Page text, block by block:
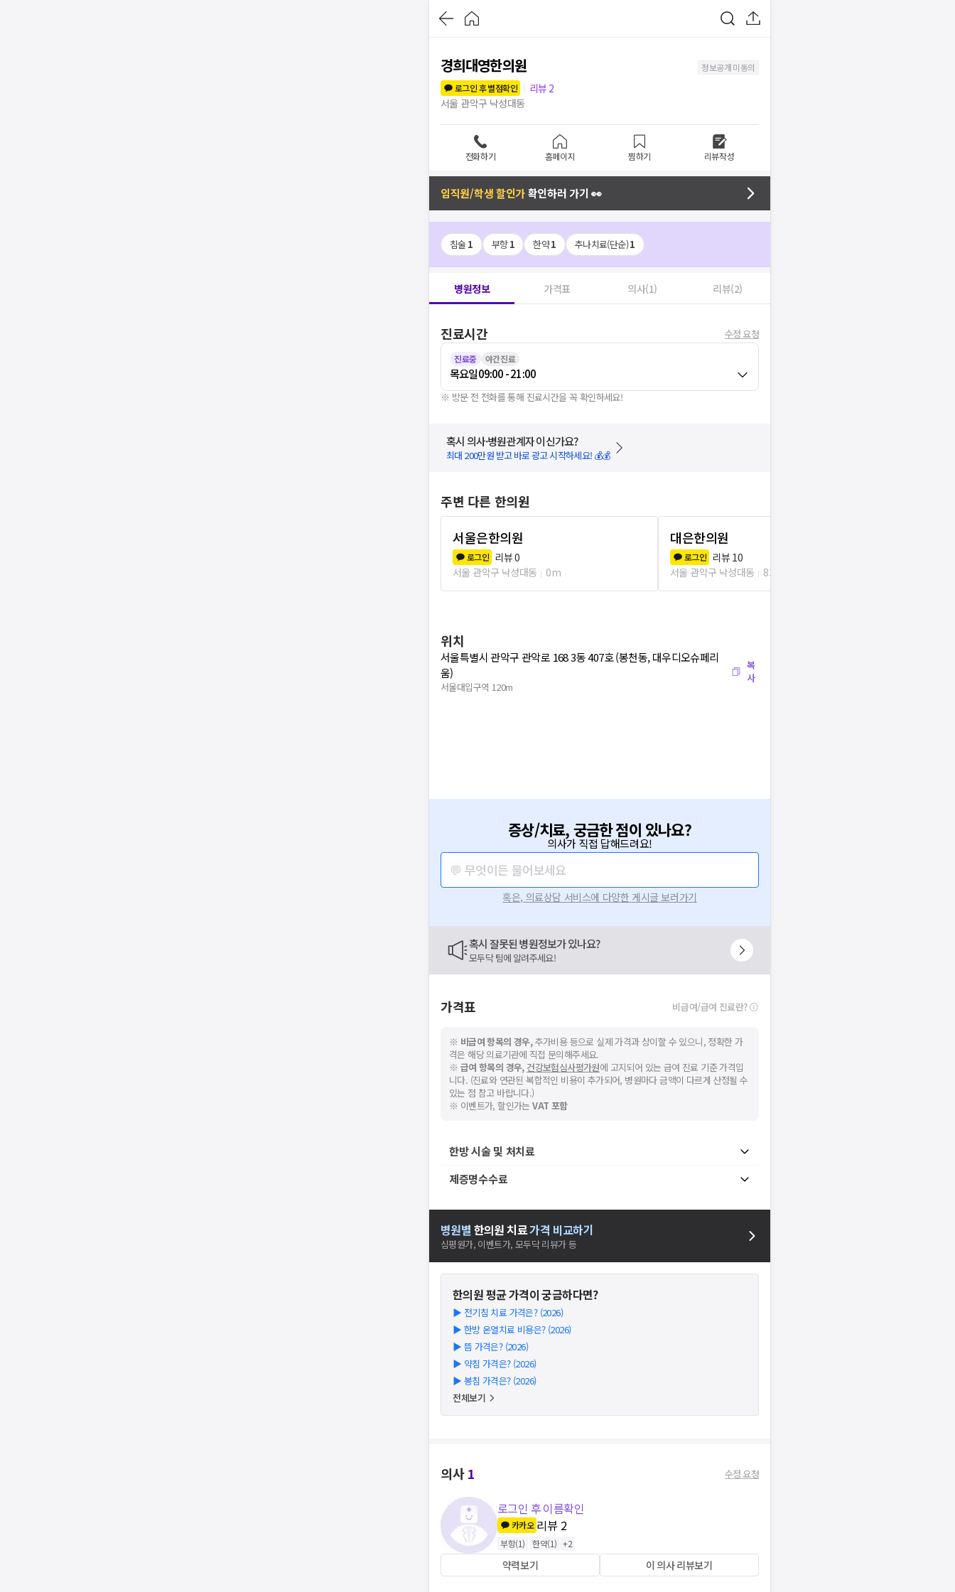
경희대영한의원
정보공개 미동의
로그인 후 별점확인
리뷰 2
서울 관악구 낙성대동
전화하기 홈페이지 찜하기 리뷰작성
임직원/학생 할인가확인하러 가기 👀
침술 1 부항1 한약1 추나치료(단순)1
병원정보 가격표 의사(1) 리뷰(2)
진료시간 수정 요청
진료중 야간진료
목요일09:00 - 21:00
※ 방문 전 전화를 통해 진료시간을 꼭 확인하세요!
혹시 의사·병원관계자 이신가요?
최대 200만원 받고 바로 광고 시작하세요! 💰💰
주변 다른 한의원
서울은한의원
로그인 리뷰0
서울 관악구 낙성대동
0m
대은한의원
로그인 리뷰 10
서울 관악구 낙성대동
83m
위치
서울특별시 관악구 관악로 168 3동 407호 (봉천동, 대우디오슈페리
움)
서울대입구역 120m
복
사
증상/치료, 궁금한 점이 있나요?
의사가 직접 답해드려요!
💬 무엇이든 물어보세요
혹은, 의료상담 서비스에 다양한 게시글 보러가기
혹시 잘못된 병원정보가 있나요?
모두닥 팀에 알려주세요!
가격표 비급여/급여 진료란?
※ 비급여 항목의 경우,추가비용 등으로 실제 가격과 상이할 수 있으니, 정확한 가
격은 해당 의료기관에 직접 문의해주세요.
※ 급여 항목의 경우, 건강보험심사평가원에 고지되어 있는 급여 진료 기준 가격입
니다. (진료와 연관된 복합적인 비용이 추가되어, 병원마다 금액이 다르게 산정될 수
있는 점 참고 바랍니다.)
※ 이벤트가, 할인가는VAT 포함
한방 시술 및 처치료
제증명수수료
병원별 한의원치료가격 비교하기
심평원가, 이벤트가, 모두닥 리뷰가 등
한의원평균 가격이 궁금하다면?
▶ 전기침 치료 가격은? (2026)
▶ 한방 온열치료 비용은? (2026)
▶ 뜸 가격은? (2026)
▶ 약침 가격은? (2026)
▶ 봉침 가격은? (2026)
전체보기
의사1 수정 요청
로그인 후 이름확인
카카오 리뷰 2
부항(1) 한약(1) +2
약력보기 이 의사 리뷰보기